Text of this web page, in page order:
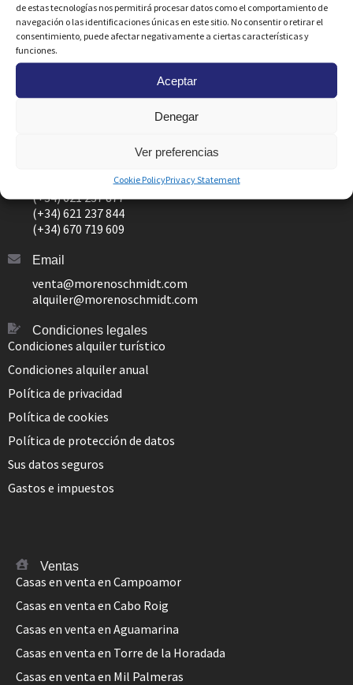
de estas tecnologías nos permitirá procesar datos como el comportamiento de
navegación o las identificaciones únicas en este sitio. No consentir o retirar el
consentimiento, puede afectar negativamente a ciertas características y
funciones.
Aceptar
Denegar
Ver preferencias
Cookie PolicyPrivacy Statement
Oficinas
Avda. Miguel de Cervantes 77, local 1
Dehesa de Campoamor
03189 Orihuela-Costa, Alicante
(+34) 621 237 855
(+34) 621 237 877
(+34) 621 237 844
(+34) 670 719 609
Email
venta@morenoschmidt.com
alquiler@morenoschmidt.com
Condiciones legales
Condiciones alquiler turístico
Condiciones alquiler anual
Política de privacidad
Política de cookies
Política de protección de datos
Sus datos seguros
Gastos e impuestos
Ventas
Casas en venta en Campoamor
Casas en venta en Cabo Roig
Casas en venta en Aguamarina
Casas en venta en Torre de la Horadada
Casas en venta en Mil Palmeras